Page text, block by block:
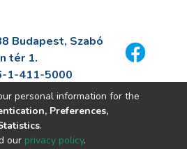
Budapest, Szabó
tér 1.
1-411-5000
fszek.hu
personal information for the
Preferences,
.
our privacy policy.